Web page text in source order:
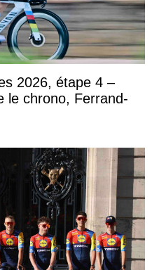
2026, étape 4 –
le chrono, Ferrand-